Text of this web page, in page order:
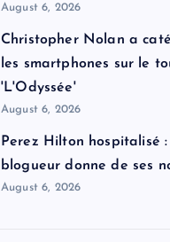
August 6, 2026
Christopher Nolan a
les smartphones sur le
'L'Odyssée'
August 6, 2026
Perez Hilton hospitalisé
blogueur donne de ses
August 6, 2026